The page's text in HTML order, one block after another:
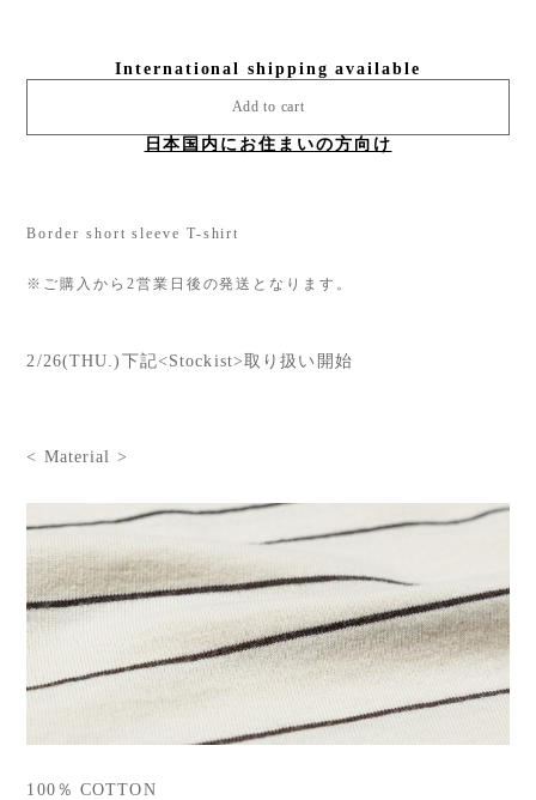
International shipping available
Add to cart
日本国内にお住まいの方向け
Border short sleeve T-shirt
※ご購入から2営業日後の発送となります。
2/26(THU.)下記<Stockist>取り扱い開始
< Material >
100％ COTTON